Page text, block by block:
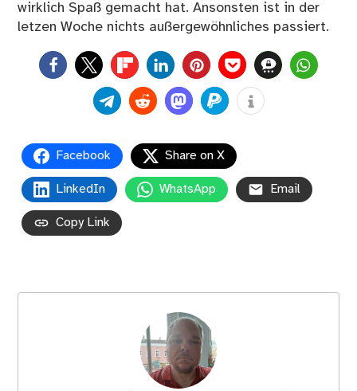
wirklich Spaß gemacht hat. Ansonsten ist in der
letzen Woche nichts außergewöhnliches passiert.
0
Facebook Share on X
LinkedIn WhatsApp Email
Copy Link